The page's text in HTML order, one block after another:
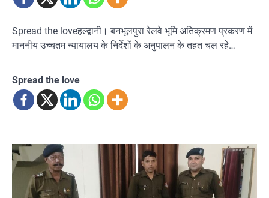
Spread the loveहल्द्वानी। बनभूलपुरा रेलवे भूमि अतिक्रमण प्रकरण में
माननीय उच्चतम न्यायालय के निर्देशों के अनुपालन के तहत चल रहे…
Spread the love